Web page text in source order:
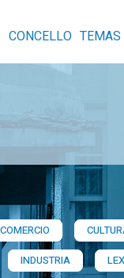
CONCELLO TEMAS
COMERCIO
INDUSTRIA